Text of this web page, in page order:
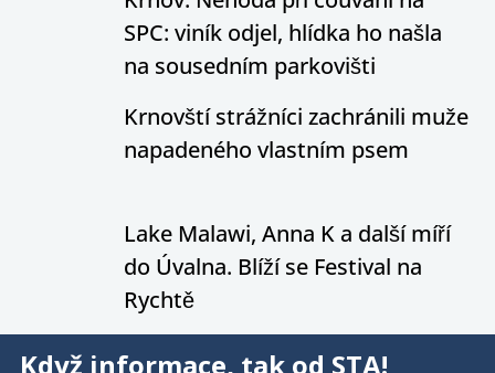
SPC: viník odjel, hlídka ho našla
na sousedním parkovišti
Krnovští strážníci zachránili muže
napadeného vlastním psem
Lake Malawi, Anna K a další míří
do Úvalna. Blíží se Festival na
Rychtě
Když informace, tak od STA!